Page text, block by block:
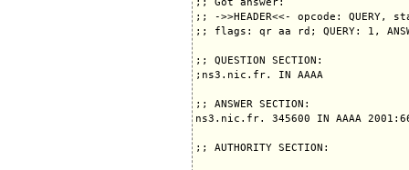
;; Got answer:
;; ->>HEADER<<- opcode: QUERY,
;; flags: qr aa rd; QUERY: 1,
;; QUESTION SECTION:
;ns3.nic.fr. IN AAAA
;; ANSWER SECTION:
ns3.nic.fr. 345600 IN AAAA
;; AUTHORITY SECTION: